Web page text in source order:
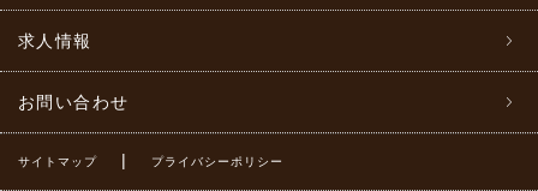
求人情報
お問い合わせ
サイトマップ | プライバシーポリシー